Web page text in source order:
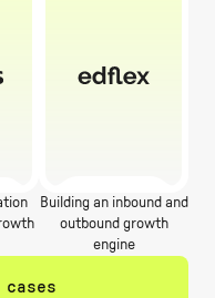
Building an inbound and
outbound growth
engine